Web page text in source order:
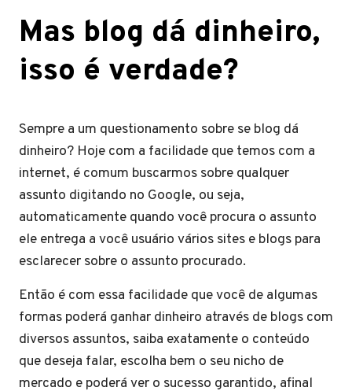
Mas blog dá dinheiro,
isso é verdade?
Sempre a um questionamento sobre se blog dá
dinheiro? Hoje com a facilidade que temos com a
internet, é comum buscarmos sobre qualquer
assunto digitando no Google, ou seja,
automaticamente quando você procura o assunto
ele entrega a você usuário vários sites e blogs para
esclarecer sobre o assunto procurado.
Então é com essa facilidade que você de algumas
formas poderá ganhar dinheiro através de blogs com
diversos assuntos, saiba exatamente o conteúdo
que deseja falar, escolha bem o seu nicho de
mercado e poderá ver o sucesso garantido, afinal